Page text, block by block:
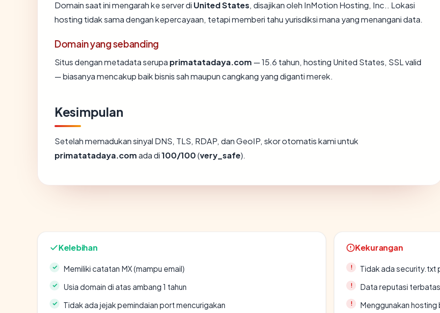
Domain saat ini mengarah ke server di United States, disajikan oleh InMotion Hosting, Inc.. Lokasi
hosting tidak sama dengan kepercayaan, tetapi memberi tahu yurisdiksi mana yang menangani data.
Domain yang sebanding
Situs dengan metadata serupa primatatadaya.com — 15.6 tahun, hosting United States, SSL valid
— biasanya mencakup baik bisnis sah maupun cangkang yang diganti merek.
Kesimpulan
Setelah memadukan sinyal DNS, TLS, RDAP, dan GeoIP, skor otomatis kami untuk
primatatadaya.comada di100/100(very_safe).
Kelebihan
Memiliki catatan MX (mampu email)
Usia domain di atas ambang 1 tahun
Tidak ada jejak pemindaian port mencurigakan
Kekurangan
Tidak ada security.txt
Data reputasi
Menggunakan